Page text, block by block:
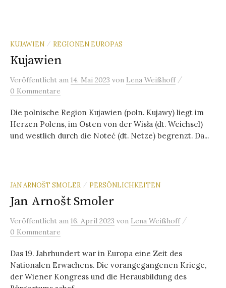
KUJAWIEN / REGIONEN EUROPAS
Kujawien
Veröffentlicht am 14. Mai 2023 von Lena Weißhoff /
0 Kommentare
Die polnische Region Kujawien (poln. Kujawy) liegt im
Herzen Polens, im Osten von der Wisła (dt. Weichsel)
und westlich durch die Noteć (dt. Netze) begrenzt. Da...
JAN ARNOŠT SMOLER / PERSÖNLICHKEITEN
Jan Arnošt Smoler
Veröffentlicht am 16. April 2023 von Lena Weißhoff /
0 Kommentare
Das 19. Jahrhundert war in Europa eine Zeit des
Nationalen Erwachens. Die vorangegangenen Kriege,
der Wiener Kongress und die Herausbildung des